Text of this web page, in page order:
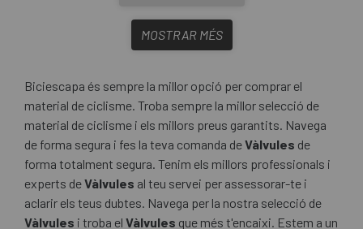
MOSTRAR MÉS
Biciescapa és sempre la millor opció per comprar el
material de ciclisme. Troba sempre la millor selecció de
material de ciclisme i els millors preus garantits. Navega
de forma segura i fes la teva comanda deVàlvules de
forma totalment segura. Tenim els millors professionals i
experts deVàlvules al teu servei per assessorar-te i
aclarir els teus dubtes. Navega per la nostra selecció de
Vàlvules i troba el Vàlvules que més t'encaixi. Estem a un